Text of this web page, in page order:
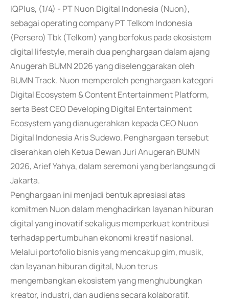
IQPlus, (1/4) - PT Nuon Digital Indonesia (Nuon),
sebagai operating company PT Telkom Indonesia
(Persero) Tbk (Telkom) yang berfokus pada ekosistem
digital lifestyle, meraih dua penghargaan dalam ajang
Anugerah BUMN 2026 yang diselenggarakan oleh
BUMN Track. Nuon memperoleh penghargaan kategori
Digital Ecosystem & Content Entertainment Platform,
serta Best CEO Developing Digital Entertainment
Ecosystem yang dianugerahkan kepada CEO Nuon
Digital Indonesia Aris Sudewo. Penghargaan tersebut
diserahkan oleh Ketua Dewan Juri Anugerah BUMN
2026, Arief Yahya, dalam seremoni yang berlangsung di
Jakarta.
Penghargaan ini menjadi bentuk apresiasi atas
komitmen Nuon dalam menghadirkan layanan hiburan
digital yang inovatif sekaligus memperkuat kontribusi
terhadap pertumbuhan ekonomi kreatif nasional.
Melalui portofolio bisnis yang mencakup gim, musik,
dan layanan hiburan digital, Nuon terus
mengembangkan ekosistem yang menghubungkan
kreator, industri, dan audiens secara kolaboratif.